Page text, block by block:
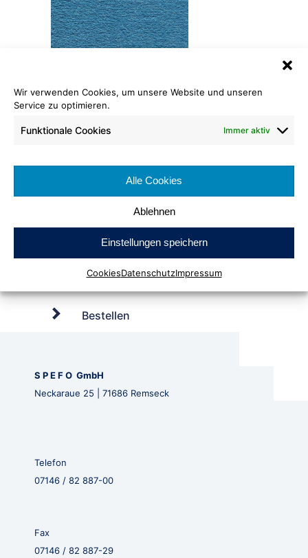
Wir verwenden Cookies, um unsere Website und unseren
Service zu optimieren.
Funktionale Cookies Immer aktiv
Alle Cookies
Ablehnen
Einstellungen speichern
CookiesDatenschutzImpressum
Warenbreite: ca. 400 cm
Bestellen
Velours Premium
S P E F O GmbH
Neckaraue 25 | 71686 Remseck
Telefon
07146 / 82 887-00
Fax
07146 / 82 887-29